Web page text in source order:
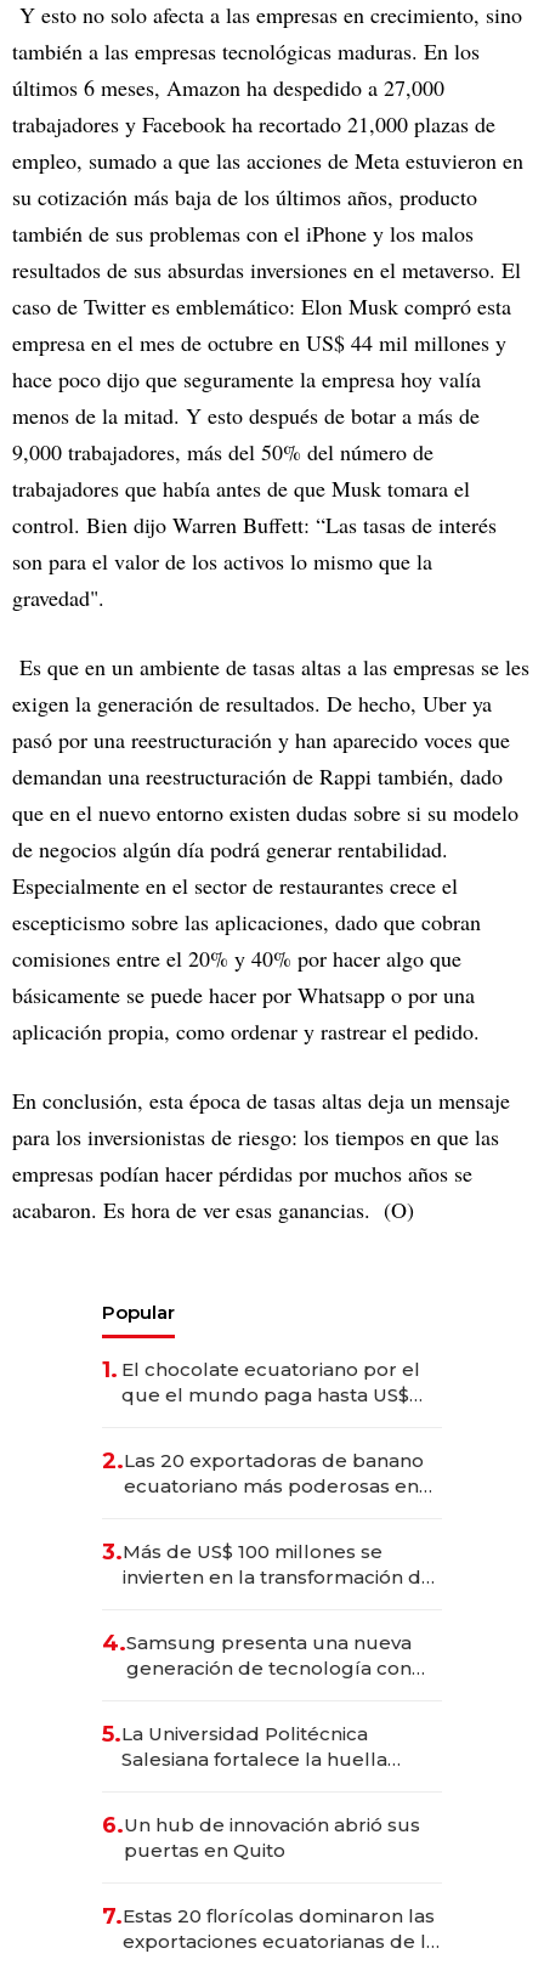
Y esto no solo afecta a las empresas en crecimiento, sino
también a las empresas tecnológicas maduras. En los
últimos 6 meses, Amazon ha despedido a 27,000
trabajadores y Facebook ha recortado 21,000 plazas de
empleo, sumado a que las acciones de Meta estuvieron en
su cotización más baja de los últimos años, producto
también de sus problemas con el iPhone y los malos
resultados de sus absurdas inversiones en el metaverso. El
caso de Twitter es emblemático: Elon Musk compró esta
empresa en el mes de octubre en US$ 44 mil millones y
hace poco dijo que seguramente la empresa hoy valía
menos de la mitad. Y esto después de botar a más de
9,000 trabajadores, más del 50% del número de
trabajadores que había antes de que Musk tomara el
control. Bien dijo Warren Buffett: “Las tasas de interés
son para el valor de los activos lo mismo que la
gravedad".
Es que en un ambiente de tasas altas a las empresas se les
exigen la generación de resultados. De hecho, Uber ya
pasó por una reestructuración y han aparecido voces que
demandan una reestructuración de Rappi también, dado
que en el nuevo entorno existen dudas sobre si su modelo
de negocios algún día podrá generar rentabilidad.
Especialmente en el sector de restaurantes crece el
escepticismo sobre las aplicaciones, dado que cobran
comisiones entre el 20% y 40% por hacer algo que
básicamente se puede hacer por Whatsapp o por una
aplicación propia, como ordenar y rastrear el pedido.
En conclusión, esta época de tasas altas deja un mensaje
para los inversionistas de riesgo: los tiempos en que las
empresas podían hacer pérdidas por muchos años se
acabaron. Es hora de ver esas ganancias. (O)
Popular
1. El chocolate ecuatoriano por el
que el mundo paga hasta US$
2.Las 20 exportadoras de banano
ecuatoriano más poderosas en
3.Más de US$ 100 millones se
invierten en la transformación de
4.Samsung presenta una nueva
generación de tecnología con
5.La Universidad Politécnica
Salesiana fortalece la huella
6.Un hub de innovación abrió sus
puertas en Quito
7.Estas 20 florícolas dominaron las
exportaciones ecuatorianas de la